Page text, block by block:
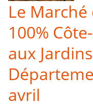
Le
100%
aux
avril